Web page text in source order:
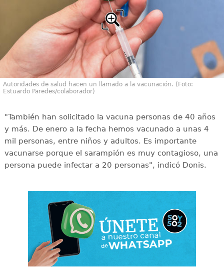
Autoridades de salud hacen un llamado a la vacunación. (Foto:
Estuardo Paredes/colaborador)
"También han solicitado la vacuna personas de 40 años
y más. De enero a la fecha hemos vacunado a unas 4
mil personas, entre niños y adultos. Es importante
vacunarse porque el sarampión es muy contagioso, una
persona puede infectar a 20 personas", indicó Donis.